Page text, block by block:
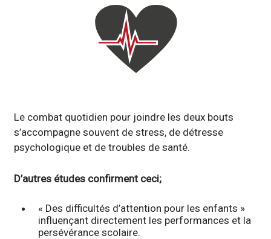
Le combat quotidien pour joindre les deux bouts
s’accompagne souvent de stress, de détresse
psychologique et de troubles de santé.
D’autres études confirment ceci;
« Des difficultés d’attention pour les enfants »
influençant directement les performances et la
persévérance scolaire.